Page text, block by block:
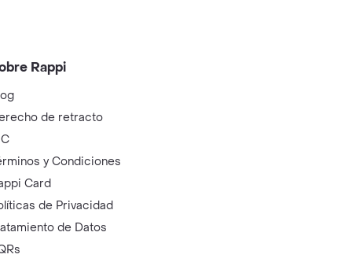
Rappi
de retracto
y Condiciones
Card
de Privacidad
de Datos